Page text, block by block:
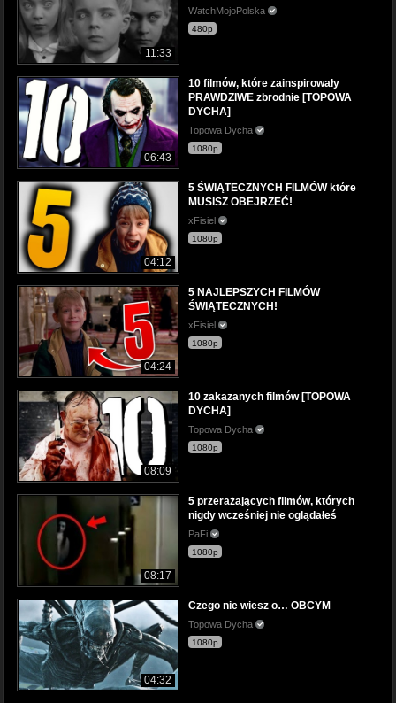
11:33
WatchMojoPolska
480p
06:43
10 filmów, które zainspirowały
PRAWDZIWE zbrodnie [TOPOWA
DYCHA]
Topowa Dycha
1080p
04:12
5 ŚWIĄTECZNYCH FILMÓW które
MUSISZ OBEJRZEĆ!
xFisiel
1080p
04:24
5 NAJLEPSZYCH FILMÓW
ŚWIĄTECZNYCH!
xFisiel
1080p
08:09
10 zakazanych filmów [TOPOWA
DYCHA]
Topowa Dycha
1080p
08:17
5 przerażających filmów, których
nigdy wcześniej nie oglądałeś
PaFi
1080p
04:32
Czego nie wiesz o… OBCYM
Topowa Dycha
1080p